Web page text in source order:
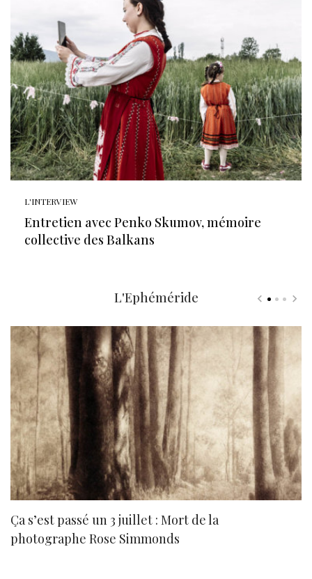
L'INTERVIEW
Entretien avec Penko Skumov, mémoire
collective des Balkans
L'Ephéméride
Ça s’est passé un 3 juillet : Mort de la
photographe Rose Simmonds